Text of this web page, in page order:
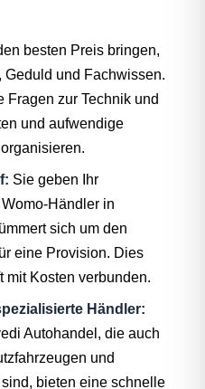
besten Preis bringen,
Geduld und Fachwissen.
Fragen zur Technik und
und aufwendige
Sie geben Ihr
Händler in
sich um den
eine Provision. Dies
mit Kosten verbunden.
Händler:
Autohandel, die auch
und
bieten eine schnelle